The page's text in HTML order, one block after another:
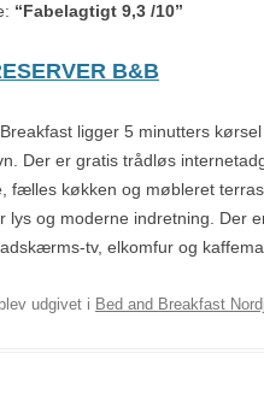
“Fabelagtigt 9,3 /10”
B&B
ligger 5 minutters
Der er gratis trådløs
fælles køkken og møbleret
lys og moderne indretning.
tv, elkomfur og
udgivet i Bed and Breakfast